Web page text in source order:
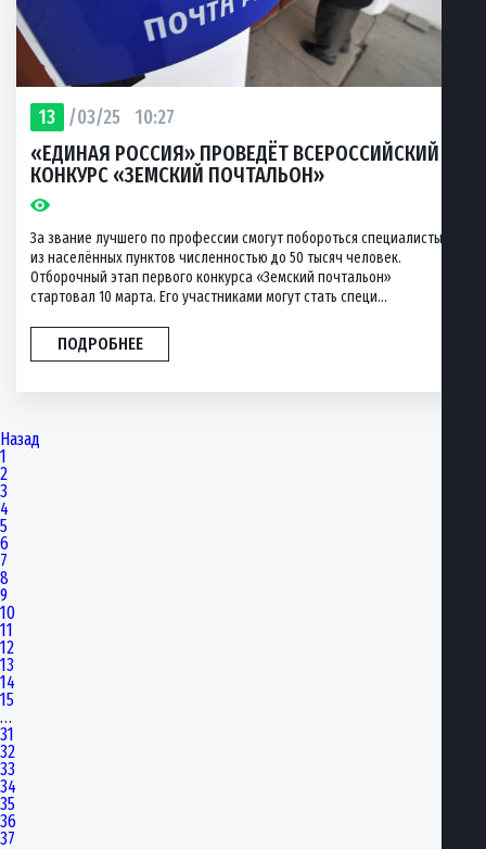
13 /03/25 10:27
«ЕДИНАЯ РОССИЯ» ПРОВЕДЁТ ВСЕРОССИЙСКИЙ
КОНКУРС «ЗЕМСКИЙ ПОЧТАЛЬОН»
За звание лучшего по профессии смогут побороться специалисты
из населённых пунктов численностью до 50 тысяч человек.
Отборочный этап первого конкурса «Земский почтальон»
стартовал 10 марта. Его участниками могут стать специ...
ПОДРОБНЕЕ
Назад
1
2
3
4
5
6
7
8
9
10
11
12
13
14
15
…
31
32
33
34
35
36
37